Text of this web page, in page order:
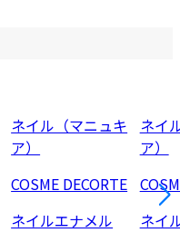
ネイル（マニュキ
ア）
COSME DECORTE
ネイルエナメル
ネイ
ア）
ネイ